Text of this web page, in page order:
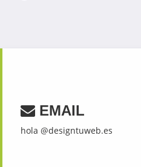
EMAIL
hola @designtuweb.es